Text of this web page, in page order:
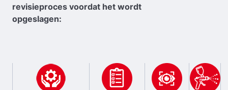
revisieproces voordat het wordt
opgeslagen: